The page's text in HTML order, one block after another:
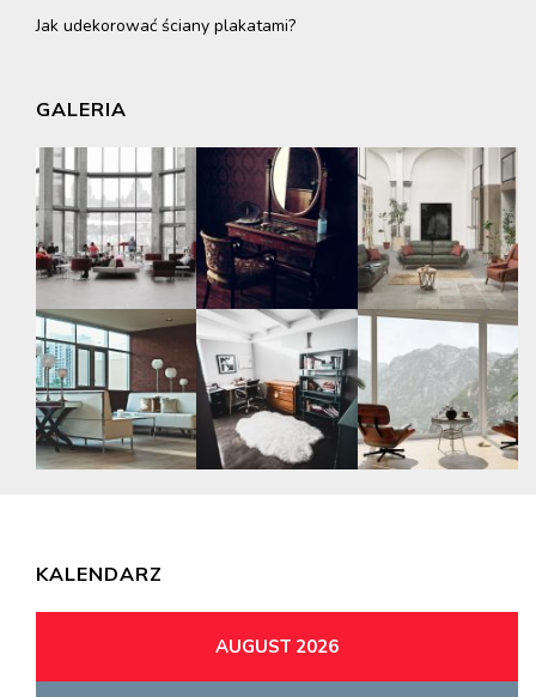
Jak udekorować ściany plakatami?
GALERIA
KALENDARZ
AUGUST 2026